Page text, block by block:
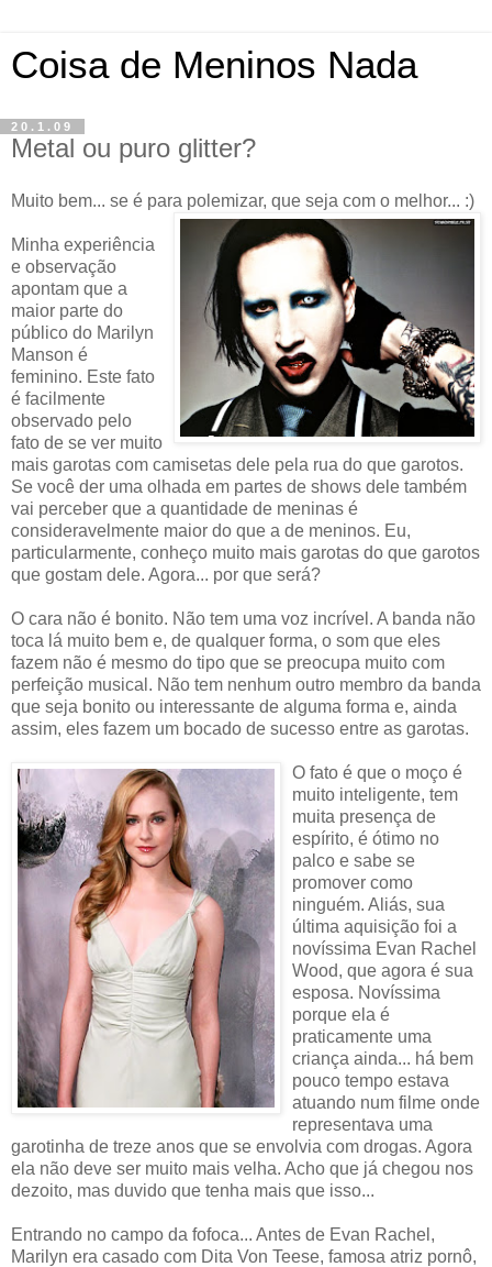
Coisa de Meninos Nada
20.1.09
Metal ou puro glitter?
Muito bem... se é para polemizar, que seja com o melhor... :)
Minha experiência
e observação
apontam que a
maior parte do
público do Marilyn
Manson é
feminino. Este fato
é facilmente
observado pelo
fato de se ver muito
mais garotas com camisetas dele pela rua do que garotos.
Se você der uma olhada em partes de shows dele também
vai perceber que a quantidade de meninas é
consideravelmente maior do que a de meninos. Eu,
particularmente, conheço muito mais garotas do que garotos
que gostam dele. Agora... por que será?
O cara não é bonito. Não tem uma voz incrível. A banda não
toca lá muito bem e, de qualquer forma, o som que eles
fazem não é mesmo do tipo que se preocupa muito com
perfeição musical. Não tem nenhum outro membro da banda
que seja bonito ou interessante de alguma forma e, ainda
assim, eles fazem um bocado de sucesso entre as garotas.
O fato é que o moço é
muito inteligente, tem
muita presença de
espírito, é ótimo no
palco e sabe se
promover como
ninguém. Aliás, sua
última aquisição foi a
novíssima Evan Rachel
Wood, que agora é sua
esposa. Novíssima
porque ela é
praticamente uma
criança ainda... há bem
pouco tempo estava
atuando num filme onde
representava uma
garotinha de treze anos que se envolvia com drogas. Agora
ela não deve ser muito mais velha. Acho que já chegou nos
dezoito, mas duvido que tenha mais que isso...
Entrando no campo da fofoca... Antes de Evan Rachel,
Marilyn era casado com Dita Von Teese, famosa atriz pornô,